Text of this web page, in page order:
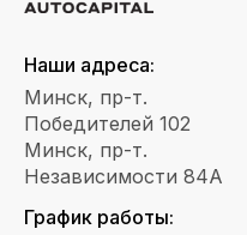
Наши адреса:
Минск, пр-т.
Победителей 102
Минск, пр-т.
Независимости 84А
График работы: